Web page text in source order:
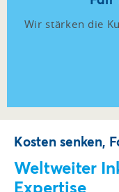
Wir stärken die
Kosten senken,
Weltweiter
Expertise